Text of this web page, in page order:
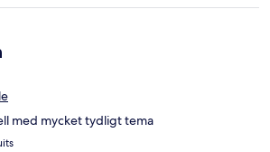
med mycket tydligt tema